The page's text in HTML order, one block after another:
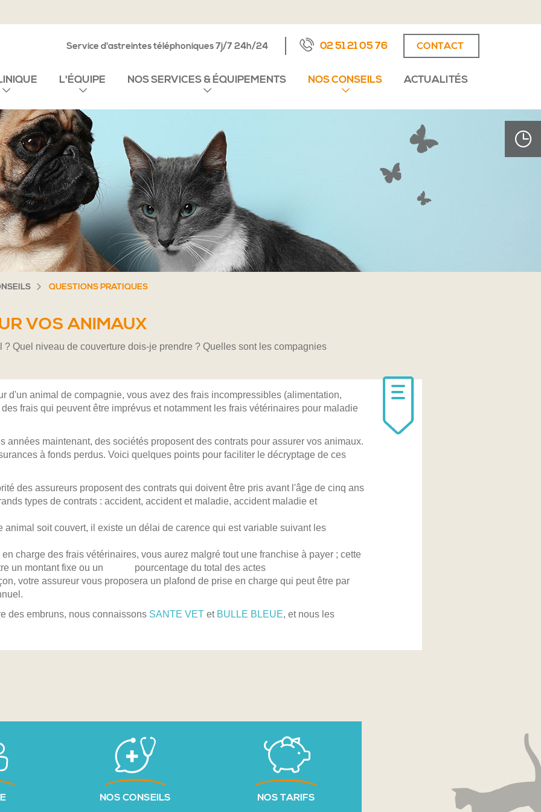
Service d'astreintes téléphoniques 7j/7 24h/24 02 51 21 05 76 CONTACT
L'ÉQUIPE NOS SERVICES & ÉQUIPEMENTS NOS CONSEILS ACTUALITÉS
QUESTIONS PRATIQUES
VOS ANIMAUX
Quel niveau de couverture dois-je prendre ? Quelles sont les compagnies
d'un animal de compagnie, vous avez des frais incompressibles (alimentation,
frais qui peuvent être imprévus et notamment les frais vétérinaires pour maladie
années maintenant, des sociétés proposent des contrats pour assurer vos animaux.
à fonds perdus. Voici quelques points pour faciliter le décryptage de ces
des assureurs proposent des contrats qui doivent être pris avant l'âge de cinq ans
types de contrats : accident, accident et maladie, accident maladie et
soit couvert, il existe un délai de carence qui est variable suivant les
charge des frais vétérinaires, vous aurez malgré tout une franchise à payer ; cette
un montant fixe ou un pourcentage du total des actes
votre assureur vous proposera un plafond de prise en charge qui peut être par
des embruns, nous connaissons SANTE VET et BULLE BLEUE, et nous les
NOS CONSEILS NOS TARIFS